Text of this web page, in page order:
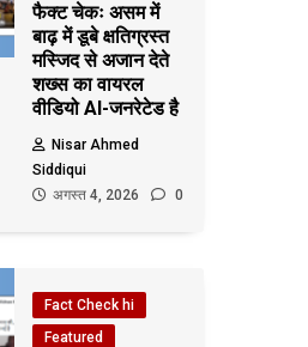
फैक्ट चेकः असम में
बाढ़ में डूबे क्षतिग्रस्त
मस्जिद से अजान देते
शख्स का वायरल
वीडियो AI-जनरेटेड है
Nisar Ahmed
Siddiqui
अगस्त 4, 2026
0
Fact Check hi
Featured